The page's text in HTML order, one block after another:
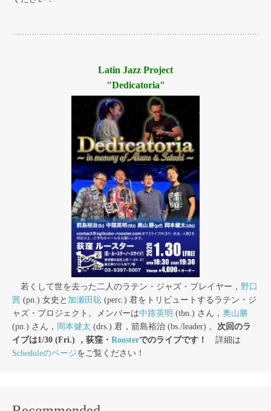
Latin Jazz Project
"Dedicatoria"
若くして世を去った二人のラテン・ジャズ・プレイヤー， 野口
茜 (pn.) 女史と 加瀬田聡 (perc.) 君をトリビュートするラテン・ジ
ャズ・プロジェクト。メンバーは中路英明 (tbn.) さん， 奥山勝
(pn.) さん， 岡本健太 (drs.) 君，箭島裕治 (bs./leader) 。 次回のラ
イブは1/30 (Fri.) ，荻窪・ Roosterでのライブです！
詳細は
Scheduleのページをご覧ください！